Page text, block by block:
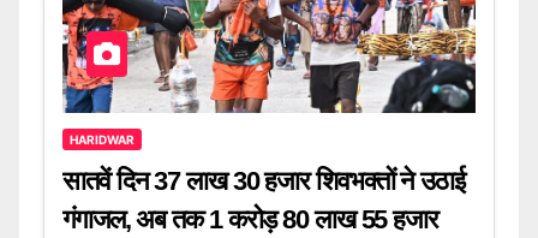
HARIDWAR
सातवें दिन 37 लाख 30 हजार शिवभक्तों ने उठाई
गंगाजल, अब तक 1 करोड़ 80 लाख 55 हजार